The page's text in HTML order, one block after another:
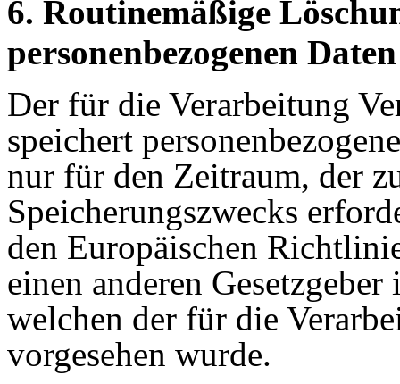
6. Routinemäßige
personenbezogenen Daten
Der für die Verarbeitung
speichert
nur für den Zeitraum, der
Speicherungszwecks
den Europäischen
einen anderen
welchen der für die
vorgesehen wurde.